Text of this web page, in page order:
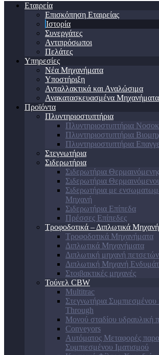
Εταιρεία
Επισκόπηση Εταιρείας
Ιστορία
Συνεργάτες
Αντιπρόσωποι
Πελάτες
Υπηρεσίες
Νέα Μηχανήματα
Υποστήριξη
Ανταλλακτικά και Αναλώσιμα
Ανακατασκευασμένα Μηχανήματα
Προϊόντα
Πλυντηριοστυπτήρια
Πλυντηριοστυπτήρια
Πλυντηριοστυπτήρια
Πλυντηριοστυπτήρια
Στεγνωτήρια
Σιδερωτήρια
Σιδερωτήρια
Σιδερωτήρια
Σιδερωτήρια με
Μηχανή
Σιδερωτήρια Επίπεδα
Πρέσσες Επίπεδες
Τροφοδοτικά – Διπλωτικά
Τροφοδοτικά Μηχανήματα
Διπλωτικά Μηχανήματα
Διπλωτική μηχανή πετσετών
Διπλωτική Μηχανή
Στοιβακτικές μηχανές
Τούνελ CBW
Multitrac
Στεγνωτήρια Συμπιεσμένου
Through
Μονού σταδίου υδραυλική
Conveyors
Αυτόματος Μεταφορές
Συμπιεσμένου Ιματισμού